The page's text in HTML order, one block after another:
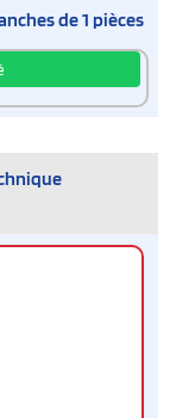
de 1 pièces